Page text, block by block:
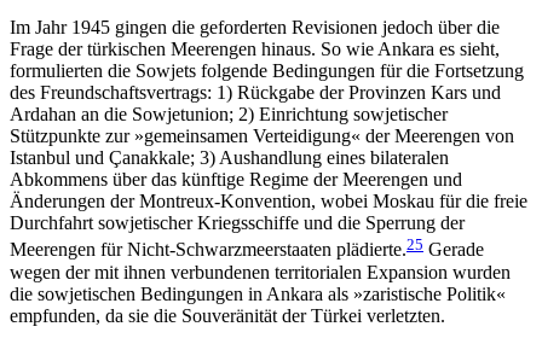
Im Jahr 1945 gingen die geforderten Revisionen jedoch über die
Frage der türkischen Meerengen hin­aus. So wie Ankara es sieht,
formulierten die Sowjets folgende Bedingungen für die Fortsetzung
des Freund­schaftsvertrags: 1) Rückgabe der Provinzen Kars und
Ardahan an die Sowjetunion; 2) Einrichtung sowje­tischer
Stützpunkte zur »gemeinsamen Verteidigung« der Meerengen von
Istanbul und Çanakkale; 3) Aus­handlung eines bilateralen
Abkommens über das künftige Regime der Meerengen und
Änderungen der Montreux-Konvention, wobei Moskau für die freie
Durchfahrt sowjetischer Kriegsschiffe und die Sper­rung der
Meerengen für Nicht-Schwarzmeerstaaten plädierte.25 Gerade
wegen der mit ihnen verbundenen territorialen Expansion wurden
die sowjetischen Be­dingungen in Ankara als »zaristische Politik«
emp­funden, da sie die Souveränität der Türkei verletzten.